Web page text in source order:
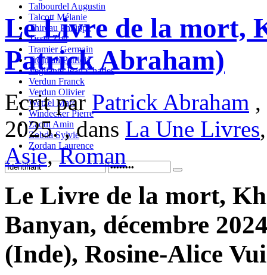
Talbourdel Augustin
Talcott Mélanie
Thireau Philippe
Tisset Zoe
Tramier Germain
Trojman Patricia
Vegliante Jean-Charles
Verdun Franck
Verdun Olivier
Wetzel Marc
Windecker Pierre
Zaoui Amin
Zobda Sylvie
Zordan Laurence
Le Livre de la mort,
Patrick Abraham)
Ecrit par Patrick Abraham ,
2025. , dans La Une Livres
Asie,Roman
Le Livre de la mort,
Banyan, décembre
(Inde), Rosine-Alice